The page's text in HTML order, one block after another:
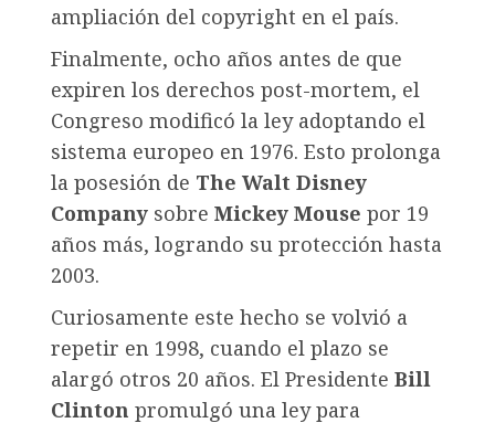
ampliación del copyright en el país.
Finalmente, ocho años antes de que
expiren los derechos post-mortem, el
Congreso modificó la ley adoptando el
sistema europeo en 1976. Esto prolonga
la posesión de The Walt Disney
Company sobre Mickey Mouse por 19
años más, logrando su protección hasta
2003.
Curiosamente este hecho se volvió a
repetir en 1998, cuando el plazo se
alargó otros 20 años. El Presidente Bill
Clinton promulgó una ley para